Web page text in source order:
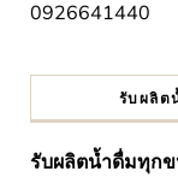
รับผลิต
รับผลิตน้ำดื่มทุกข